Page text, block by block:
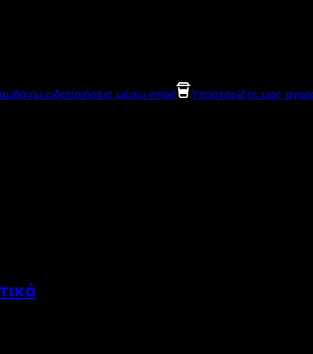
ειδοποιήσεις μέσω email
Υποστηρίξτε μας